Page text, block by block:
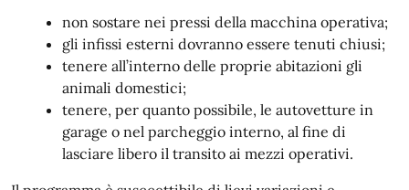
non sostare nei pressi della macchina operativa;
gli infissi esterni dovranno essere tenuti chiusi;
tenere all’interno delle proprie abitazioni gli
animali domestici;
tenere, per quanto possibile, le autovetture in
garage o nel parcheggio interno, al fine di
lasciare libero il transito ai mezzi operativi.